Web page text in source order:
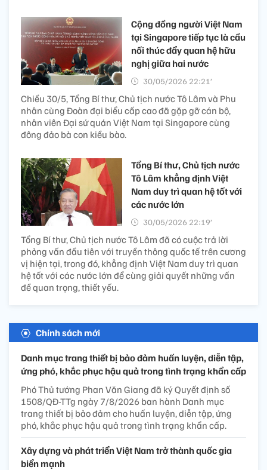
Cộng đồng người Việt Nam
tại Singapore tiếp tục là cầu
nối thúc đẩy quan hệ hữu
nghị giữa hai nước
30/05/2026 22:21’
Chiều 30/5, Tổng Bí thư, Chủ tịch nước Tô Lâm và Phu
nhân cùng Đoàn đại biểu cấp cao đã gặp gỡ cán bộ,
nhân viên Đại sứ quán Việt Nam tại Singapore cùng
đông đảo bà con kiều bào.
Tổng Bí thư, Chủ tịch nước
Tô Lâm khẳng định Việt
Nam duy trì quan hệ tốt với
các nước lớn
30/05/2026 22:19’
Tổng Bí thư, Chủ tịch nước Tô Lâm đã có cuộc trả lời
phỏng vấn đầu tiên với truyền thông quốc tế trên cương
vị hiện tại, trong đó, khẳng định Việt Nam duy trì quan
hệ tốt với các nước lớn để cùng giải quyết những vấn
đề quan trọng, thiết yếu.
Chính sách mới
Danh mục trang thiết bị bảo đảm huấn luyện, diễn tập,
ứng phó, khắc phục hậu quả trong tình trạng khẩn cấp
Phó Thủ tướng Phan Văn Giang đã ký Quyết định số
1508/QĐ-TTg ngày 7/8/2026 ban hành Danh mục
trang thiết bị bảo đảm cho huấn luyện, diễn tập, ứng
phó, khắc phục hậu quả trong tình trạng khẩn cấp.
Xây dựng và phát triển Việt Nam trở thành quốc gia
biển mạnh